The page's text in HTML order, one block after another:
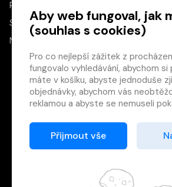
×
Máte u
účet?
Registrací
na zboží ve
PO–PÁ
SO
10:00–13:00
NE
Zásady cookies
Aby web fungoval, jak
(souhlas s cookies)
Pro co nejlepší zážitek z
fungovalo vyhledávání, abychom
máte v košíku, abyste jednoduše
objednávky, abychom vás
reklamou a abyste se nemuseli
Proto od vás potřebujeme
zpracováním souborů cookies
Děkujeme, že nám ho dáte a
Přijmout vše